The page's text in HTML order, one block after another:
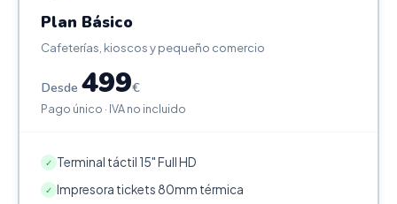
Plan Básico
Cafeterías, kioscos y pequeño comercio
Desde 499€
Pago único · IVA no incluido
✓ Terminal táctil 15" Full HD
✓ Impresora tickets 80mm térmica